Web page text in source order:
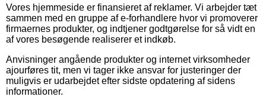
Vores hjemmeside er finansieret af reklamer. Vi arbejder tæt
sammen med en gruppe af e-forhandlere hvor vi promoverer
firmaernes produkter, og indtjener godtgørelse for så vidt en
af vores besøgende realiserer et indkøb.
Anvisninger angående produkter og internet virksomheder
ajourføres tit, men vi tager ikke ansvar for justeringer der
muligvis er udarbejdet efter sidste opdatering af sidens
informationer.